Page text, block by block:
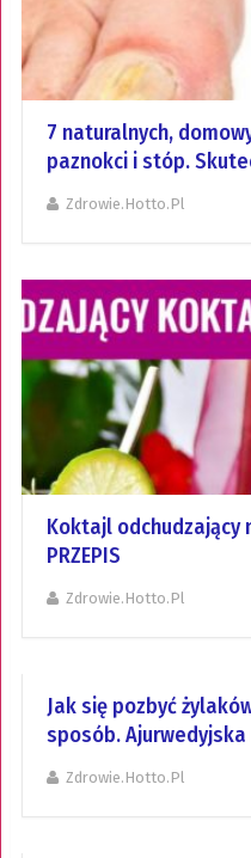
7 naturalnych,
paznokci i stóp.
Zdrowie.hotto.pl
Koktajl odchudzający
PRZEPIS
Zdrowie.hotto.pl
Jak się pozbyć
sposób.
Zdrowie.hotto.pl